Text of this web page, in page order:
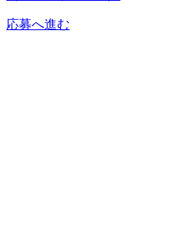
応募へ進む